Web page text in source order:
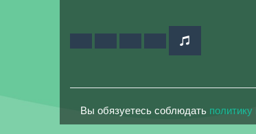
Вы обязуетесь соблюдать